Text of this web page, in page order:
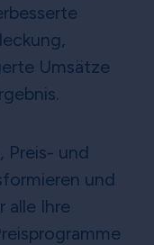
Umsätze
Preis- und
und
alle Ihre